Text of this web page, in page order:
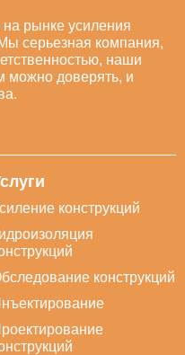
рынке усиления
серьезная компания,
наши
можно доверять, и
конструкций
конструкций